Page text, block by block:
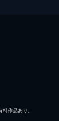
作品あり。